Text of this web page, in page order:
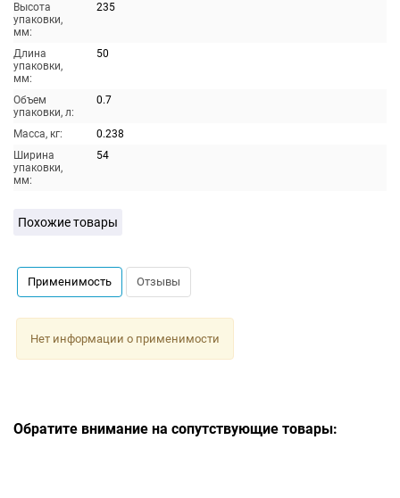
Высота
упаковки,
мм:
235
Длина
упаковки,
мм:
50
Объем
упаковки, л:
0.7
Масса, кг:
0.238
Ширина
упаковки,
мм:
54
Похожие товары
Применимость Отзывы
Нет информации о применимости
Обратите внимание на сопутствующие товары: